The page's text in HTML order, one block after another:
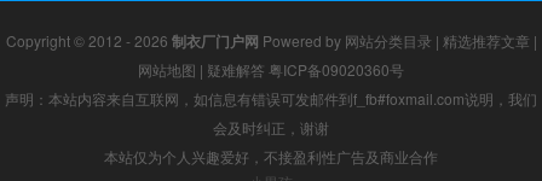
Copyright © 2012 - 2026 制衣厂门户网 Powered by 网站分类目录 | 精选推荐文章 |
网站地图 | 疑难解答 粤ICP备09020360号
声明：本站内容来自互联网，如信息有错误可发邮件到f_fb#foxmail.com说明，我们
会及时纠正，谢谢
本站仅为个人兴趣爱好，不接盈利性广告及商业合作